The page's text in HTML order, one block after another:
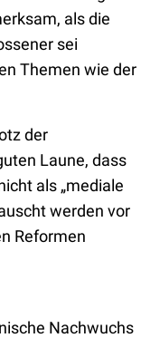
als die
sei
Themen wie der
der
Laune, dass
als „mediale
werden vor
Reformen
Nachwuchs